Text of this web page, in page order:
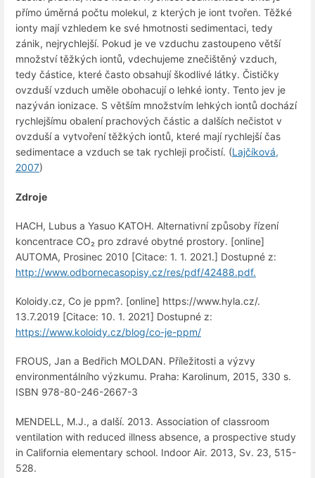
přímo úměrná počtu molekul, z kterých je iont tvořen. Těžké
ionty mají vzhledem ke své hmotnosti sedimentaci, tedy
zánik, nejrychlejší. Pokud je ve vzduchu zastoupeno větší
množství těžkých iontů, vdechujeme znečištěný vzduch,
tedy částice, které často obsahují škodlivé látky. Čističky
ovzduší vzduch uměle obohacují o lehké ionty. Tento jev je
nazýván ionizace. S větším množstvím lehkých iontů dochází
rychlejšímu obalení prachových částic a dalších nečistot v
ovzduší a vytvoření těžkých iontů, které mají rychlejší čas
sedimentace a vzduch se tak rychleji pročistí. (Lajčíková,
2007)
Zdroje
HACH, Lubus a Yasuo KATOH. Alternativní způsoby řízení
koncentrace CO₂ pro zdravé obytné prostory. [online]
AUTOMA, Prosinec 2010 [Citace: 1. 1. 2021.] Dostupné z:
http://www.odbornecasopisy.cz/res/pdf/42488.pdf.
Koloidy.cz, Co je ppm?. [online] https://www.hyla.cz/.
13.7.2019 [Citace: 10. 1. 2021] Dostupné z:
https://www.koloidy.cz/blog/co-je-ppm/
FROUS, Jan a Bedřich MOLDAN. Příležitosti a výzvy
environmentálního výzkumu. Praha: Karolinum, 2015, 330 s.
ISBN 978-80-246-2667-3
MENDELL, M.J., a další. 2013. Association of classroom
ventilation with reduced illness absence, a prospective study
in California elementary school. Indoor Air. 2013, Sv. 23, 515-
528.